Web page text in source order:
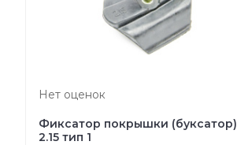
Нет оценок
Фиксатор покрышки (буксатор)
2.15 тип 1